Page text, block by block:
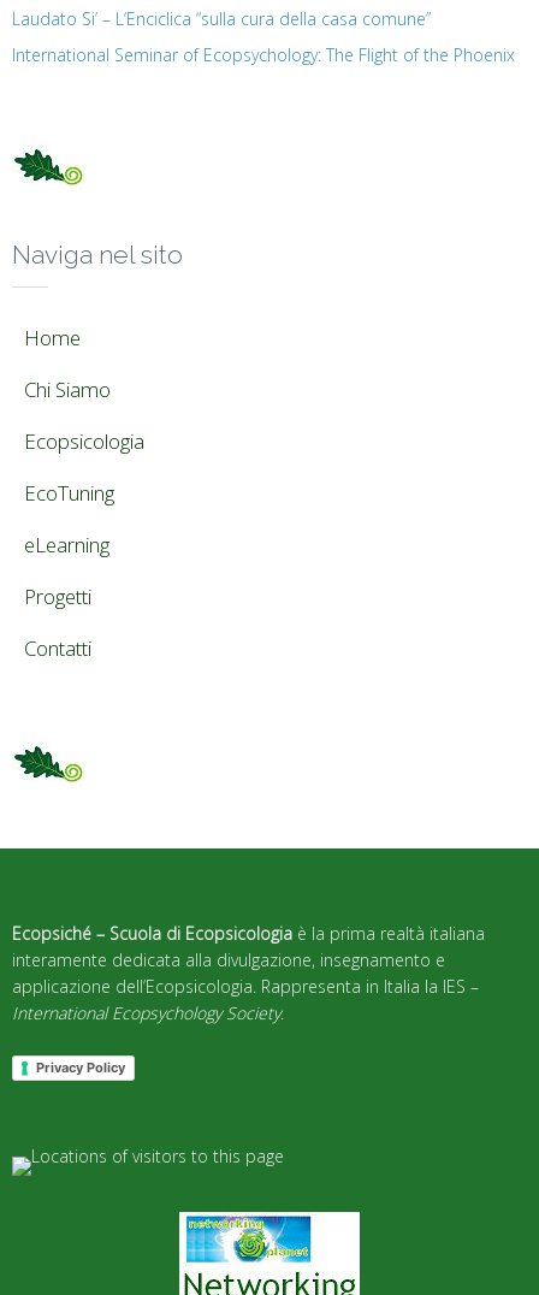
Laudato Si’ – L’Enciclica “sulla cura della casa comune”
International Seminar of Ecopsychology: The Flight of the Phoenix
Naviga nel sito
Home
Chi Siamo
Ecopsicologia
EcoTuning
eLearning
Progetti
Contatti
Ecopsiché – Scuola di Ecopsicologia è la prima realtà italiana
interamente dedicata alla divulgazione, insegnamento e
applicazione dell’Ecopsicologia. Rappresenta in Italia la IES –
International Ecopsychology Society.
Privacy Policy